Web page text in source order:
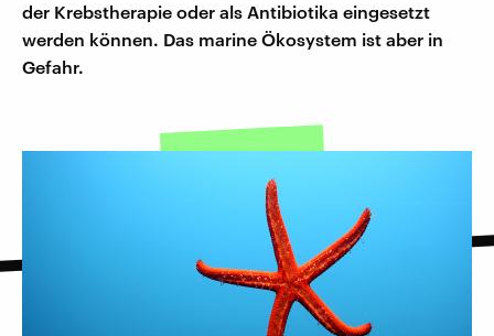
der Krebstherapie oder als Antibiotika eingesetzt
werden können. Das marine Ökosystem ist aber in
Gefahr.